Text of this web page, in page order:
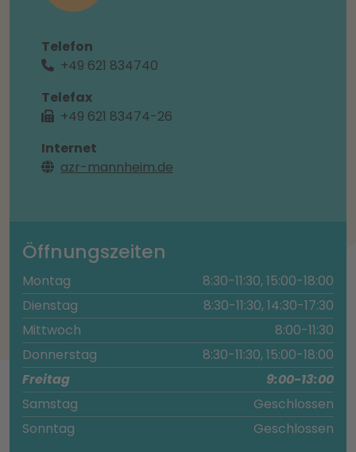
Telefon
+49 621 834740
Telefax
+49 621 83474-26
Internet
azr-mannheim.de
Öffnungszeiten
Montag
8:30-11:30, 15:00-18:00
Dienstag
8:30-11:30, 14:30-17:30
Mittwoch
8:00-11:30
Donnerstag
8:30-11:30, 15:00-18:00
Freitag
9:00-13:00
Samstag
Geschlossen
Sonntag
Geschlossen